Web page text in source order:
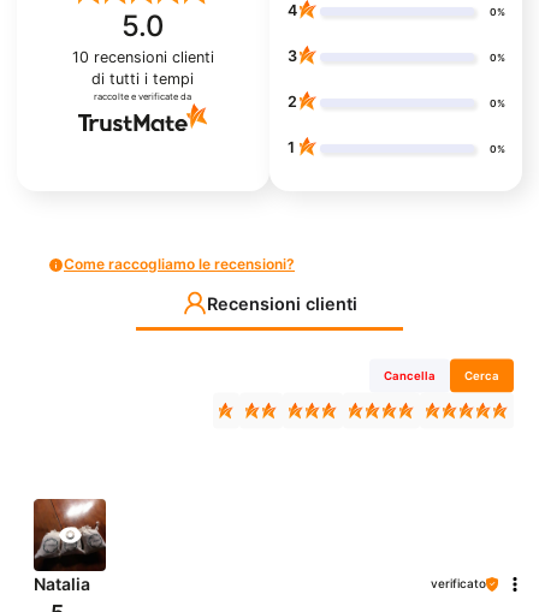
5.0
10 recensioni clienti
di tutti i tempi
raccolte e verificate da
4 0%
3 0%
2 0%
1 0%
Come raccogliamo le recensioni?
Recensioni clienti
Cancella Cerca
Natalia verificato